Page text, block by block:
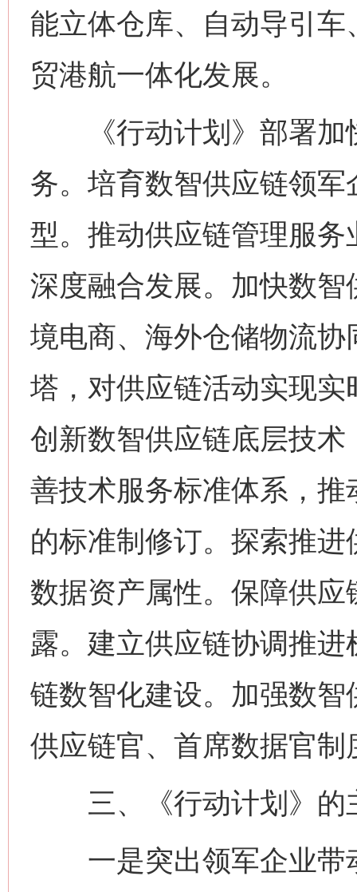
能立体仓库、自动导引
贸港航一体化发展。
《行动计划》部署加
务。培育数智供应链领
型。推动供应链管理服
深度融合发展。加快数
境电商、海外仓储物流
塔，对供应链活动实现
创新数智供应链底层技
善技术服务标准体系，
的标准制修订。探索推
数据资产属性。保障供
露。建立供应链协调推
链数智化建设。加强数
供应链官、首席数据官制
三、《行动计划》的
一是突出领军企业带